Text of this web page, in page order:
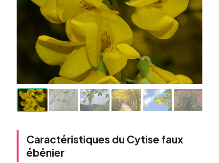
Caractéristiques du Cytise faux
ébénier